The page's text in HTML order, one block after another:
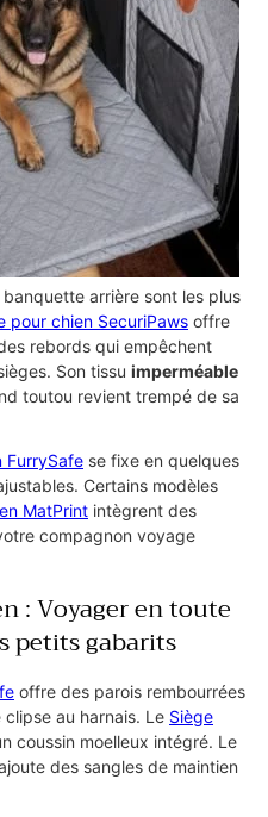
arrière sont les plus
pour chien SecuriPaws offre
rebords qui empêchent
Son tissu imperméable
toutou revient trempé de sa
FurrySafe se fixe en quelques
Certains modèles
MatPrint intègrent des
compagnon voyage
: Voyager en toute
petits gabarits
offre des parois rembourrées
au harnais. Le Siège
coussin moelleux intégré. Le
des sangles de maintien